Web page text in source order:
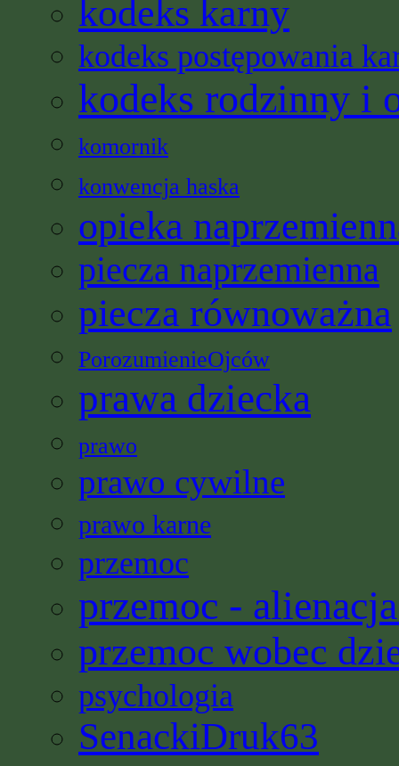
kodeks karny
kodeks postępowania
kodeks rodzinny i
komornik
konwencja haska
opieka
piecza naprzemienna
piecza równoważna
PorozumienieOjców
prawa dziecka
prawo
prawo cywilne
prawo karne
przemoc
przemoc -
przemoc wobec
psychologia
SenackiDruk63